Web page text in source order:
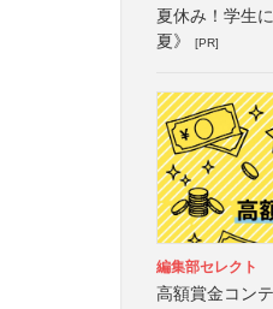
夏休み！学生
夏》
[PR]
編集部セレクト
高額賞金コン